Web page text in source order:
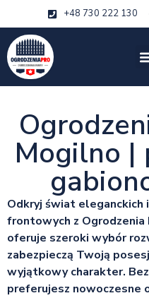
+48 730 222 130
Mogilno |
Odkryj świat eleganckich
frontowych z Ogrodzenia
oferuje szeroki wybór
zabezpieczą Twoją
wyjątkowy charakter.
preferujesz nowoczesne